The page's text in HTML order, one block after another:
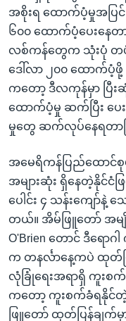
အစိုးရ ထောက်ပံ့မှုအပ
၆၀၀ ထောက်ပံ့ပေးနေ
လစ်ကန်တွေက သုံးပုံ တ
ဒေါ်လာ ၂၀၀ ထောက်ပံ့ဖို့
ကတော့ ဒီလကုန်မှာ ပြီ
ထောက်ပံ့မှု ဆက်ပြီး ပေ
မှုတွေ ဆက်လုပ်နေရတာဖ
အမေရိကန်ပြည်ထောင်စု
အများဆုံး ရှိနေတဲ့နိုင်ငံဖ
ပေါင်း ၄ သန်းကျော်နဲ့ သ
တယ်။ အိမ်ဖြူတော် အမျို
O'Brien တောင် ဒီရေ
က တနင်္လာနေ့ကပဲ ထုတ်ပ
လုံခြုံရေးအရာရှိ ကူးစက်
ကတော့ ကူးစက်ခံရနိုင်
ဖြူတော် ထုတ်ပြန်ချက်မှ